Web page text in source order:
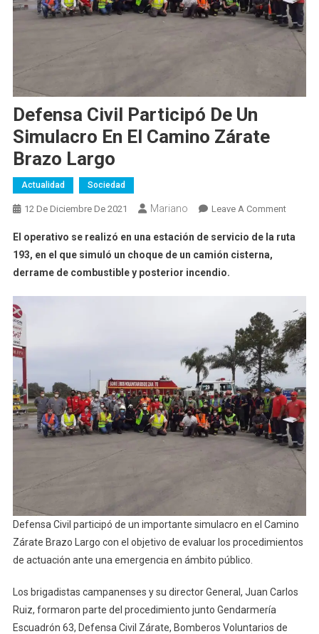
Defensa Civil Participó De Un
Simulacro En El Camino Zárate
Brazo Largo
Actualidad Sociedad
12 De Diciembre De 2021 Mariano Leave A CommentOn
Civil
En
El
Camino
Zárate
Brazo
Largo
El operativo se realizó en una estación de servicio de la ruta
193, en el que simuló un choque de un camión cisterna,
derrame de combustible y posterior incendio.
Defensa Civil participó de un importante simulacro en el Camino
Zárate Brazo Largo con el objetivo de evaluar los procedimientos
de actuación ante una emergencia en ámbito público.
Los brigadistas campanenses y su director General, Juan Carlos
Ruiz, formaron parte del procedimiento junto Gendarmería
Escuadrón 63, Defensa Civil Zárate, Bomberos Voluntarios de